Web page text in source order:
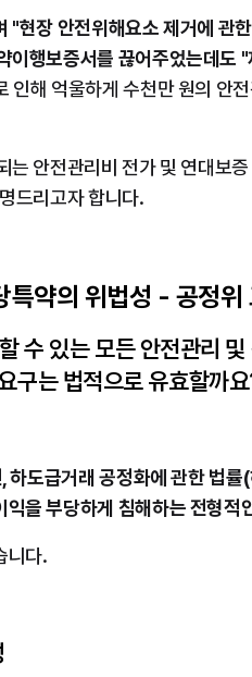
"현장 안전위해요소 제거에 관
이행보증서를 끊어주었는데도
인해 억울하게 수천만 원의 안
는 안전관리비 전가 및 연대보
드리고자 합니다.
특약의 위법성 - 공정위
있는 모든 안전관리 및
구는 법적으로 유효할까
도급거래 공정화에 관한 법률
을 부당하게 침해하는 전형
니다.